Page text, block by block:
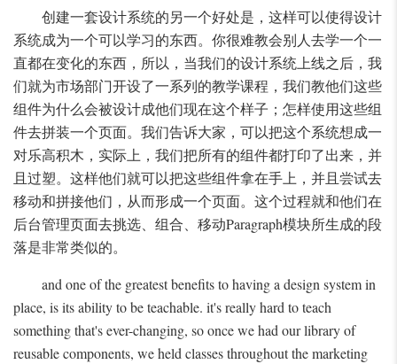
创建一套设计系统的另一个好处是，这样可以使得设计
系统成为一个可以学习的东西。你很难教会别人去学一个一
直都在变化的东西，所以，当我们的设计系统上线之后，我
们就为市场部门开设了一系列的教学课程，我们教他们这些
组件为什么会被设计成他们现在这个样子；怎样使用这些组
件去拼装一个页面。我们告诉大家，可以把这个系统想成一
对乐高积木，实际上，我们把所有的组件都打印了出来，并
且过塑。这样他们就可以把这些组件拿在手上，并且尝试去
移动和拼接他们，从而形成一个页面。这个过程就和他们在
后台管理页面去挑选、组合、移动Paragraph模块所生成的段
落是非常类似的。
and one of the greatest benefits to having a design system in
place, is its ability to be teachable. it's really hard to teach
something that's ever-changing, so once we had our library of
reusable components, we held classes throughout the marketing